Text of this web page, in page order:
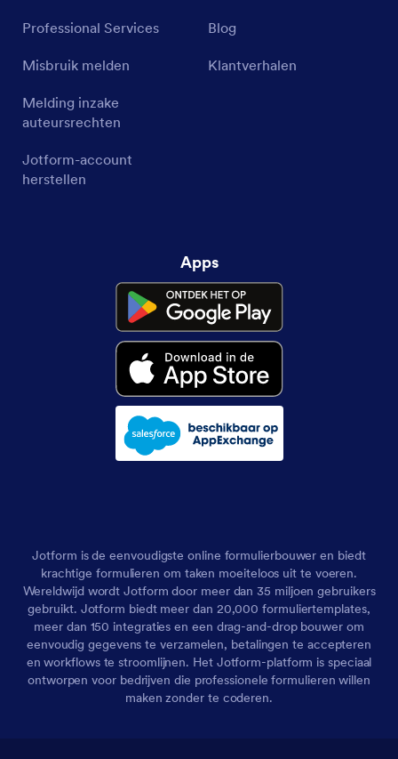
Professional Services
Misbruik melden
Melding inzake
auteursrechten
Jotform-account
herstellen
Blog
Klantverhalen
Apps
Jotform is de eenvoudigste online formulierbouwer en biedt
krachtige formulieren om taken moeiteloos uit te voeren.
Wereldwijd wordt Jotform door meer dan 35 miljoen gebruikers
gebruikt. Jotform biedt meer dan 20,000 formuliertemplates,
meer dan 150 integraties en een drag-and-drop bouwer om
eenvoudig gegevens te verzamelen, betalingen te accepteren
en workflows te stroomlijnen. Het Jotform-platform is speciaal
ontworpen voor bedrijven die professionele formulieren willen
maken zonder te coderen.